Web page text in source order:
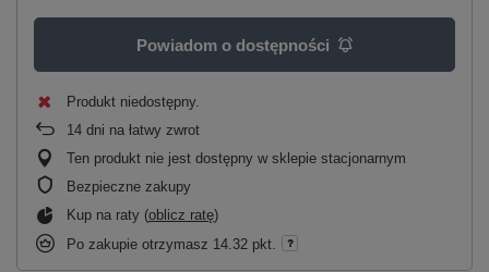
Powiadom o dostępności
Produkt niedostępny
14 dni na łatwy zwrot
Ten produkt nie jest dostępny w sklepie stacjonarnym
Bezpieczne zakupy
Kup na raty (oblicz ratę)
Po zakupie otrzymasz 14.32 pkt.